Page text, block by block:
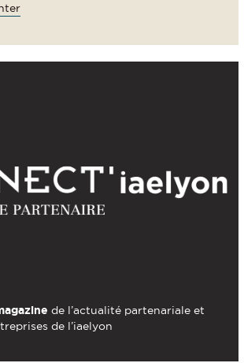
de l’actualité partenariale et
de l’iaelyon